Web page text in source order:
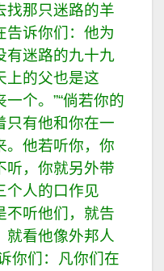
找那只迷路的羊
告诉你们：他为
有迷路的九十九
上的父也是这
个。 ”“倘若你的
只有他和你在一
。他若听你，你
听，你就另外带
个人的口作见
不听他们，就告
就看他像外邦人
你们：凡你们在